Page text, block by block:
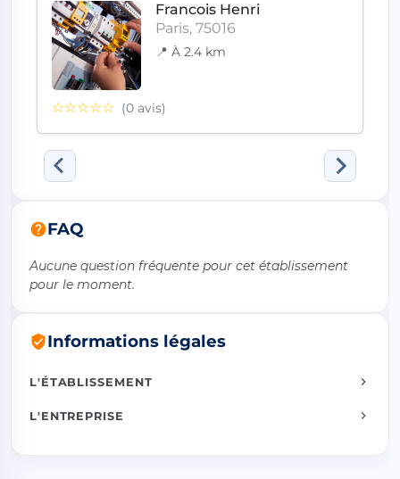
Francois Henri
Paris, 75016
📍 À 2.4 km
☆☆☆☆☆ (0 avis)
FAQ
Aucune question fréquente pour cet établissement
pour le moment.
Informations légales
L'ÉTABLISSEMENT
L'ENTREPRISE